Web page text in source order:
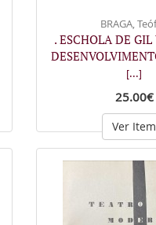
BRAGA,
. ESCHOLA DE
[...]
25.00€
Ver Item